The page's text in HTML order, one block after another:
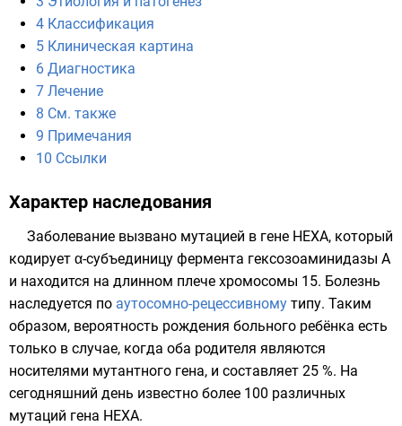
4 Классификация
5 Клиническая картина
6 Диагностика
7 Лечение
8 См. также
9 Примечания
10 Ссылки
Характер наследования
Заболевание вызвано мутацией в гене HEXA, который
кодирует α-субъединицу фермента гексозоаминидазы A
и находится на длинном плече хромосомы 15. Болезнь
наследуется по аутосомно-рецессивному типу. Таким
образом, вероятность рождения больного ребёнка есть
только в случае, когда оба родителя являются
носителями мутантного гена, и составляет 25 %. На
сегодняшний день известно более 100 различных
мутаций гена HEXA.